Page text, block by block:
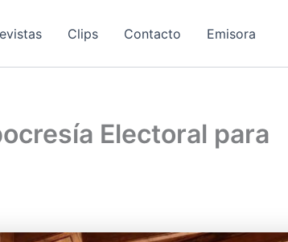
Clips Contacto Emisora
Electoral para